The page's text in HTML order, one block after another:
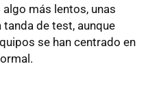
más lentos, unas
de test, aunque
se han centrado en